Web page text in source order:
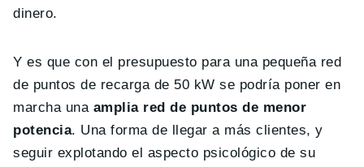
dinero.
Y es que con el presupuesto para una pequeña red
de puntos de recarga de 50 kW se podría poner en
marcha una amplia red de puntos de menor
potencia. Una forma de llegar a más clientes, y
seguir explotando el aspecto psicológico de su